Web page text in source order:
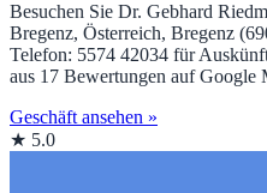
Besuchen Sie Dr. Gebhard
Bregenz, Österreich, Bregenz
Telefon: 5574 42034 für
aus 17 Bewertungen auf Google
Geschäft ansehen »
★ 5.0